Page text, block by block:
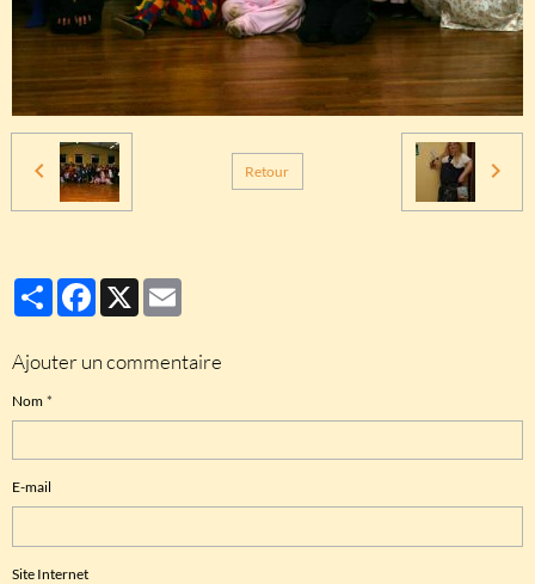
Retour
PartagerFacebook
X
Ajouter un commentaire
Nom
E-mail
Site Internet